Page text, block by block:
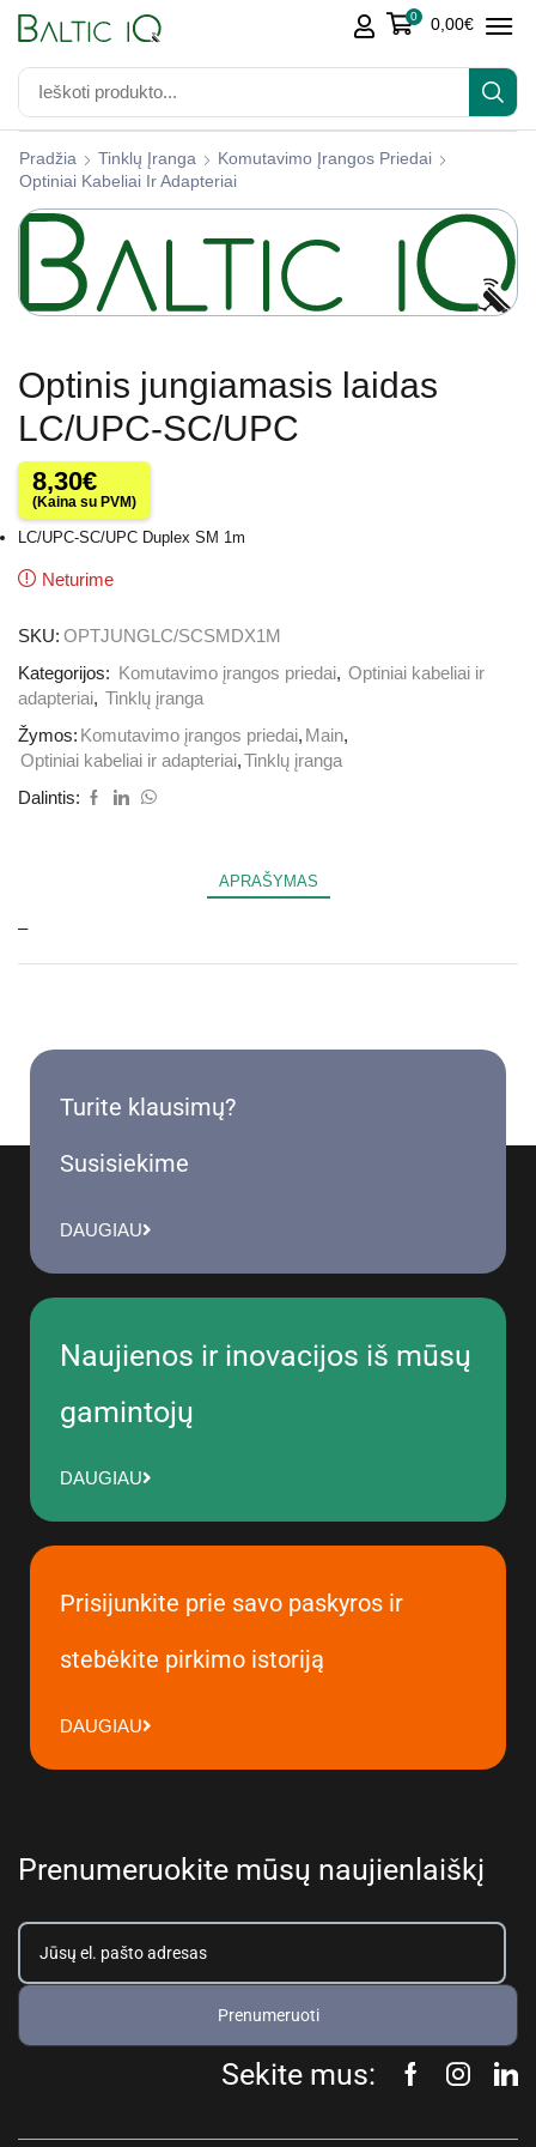
0 0,00€
Pradžia Tinklų Įranga
Komutavimo Įrangos Priedai
Optiniai Kabeliai Ir Adapteriai
Optinis jungiamasis laidas
LC/UPC-SC/UPC
8,30€
(Kaina su PVM)
LC/UPC-SC/UPC Duplex SM 1m
Neturime
SKU: OPTJUNGLC/SCSMDX1M
Kategorijos:
Komutavimo įrangos priedai, Optiniai kabeliai ir
adapteriai, Tinklų įranga
Žymos: Komutavimo įrangos priedai, Main,
Optiniai kabeliai ir adapteriai,Tinklų įranga
Dalintis:
APRAŠYMAS
–
Turite klausimų?
Susisiekime
DAUGIAU
Naujienos ir inovacijos iš mūsų
gamintojų
DAUGIAU
Prisijunkite prie savo paskyros ir
stebėkite pirkimo istoriją
DAUGIAU
Prenumeruokite mūsų naujienlaiškį
Prenumeruoti
Sekite mus: